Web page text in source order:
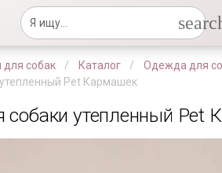
для собак Каталог Одежда для
Pet Кармашек
утепленный Pet